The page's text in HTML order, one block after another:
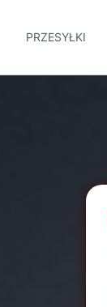
PRZESYŁKI